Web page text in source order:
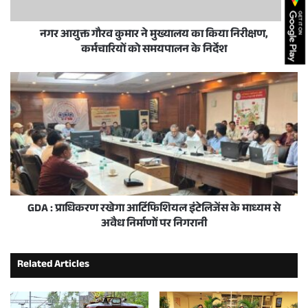
नगर आयुक्त गौरव कुमार ने मुख्यालय का किया निरीक्षण,
कर्मचारियों को समयपालन के निर्देश
GDA : प्राधिकरण रखेगा आर्टिफिशियल इंटेलिजेंस के माध्यम से
अवैध निर्माणों पर निगरानी
Related Articles